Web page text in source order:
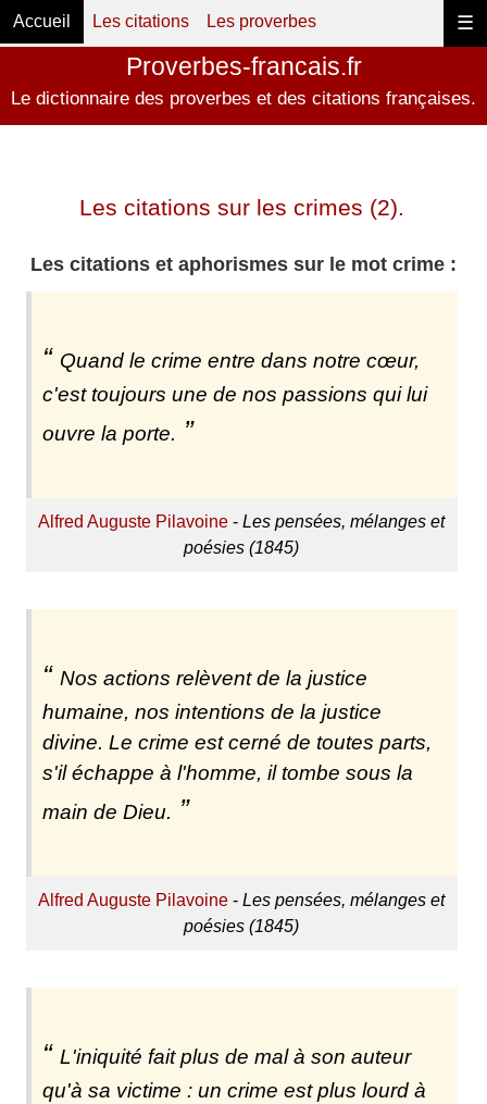
☰
Accueil Les citations Les proverbes
Proverbes-francais.fr
Le dictionnaire des proverbes et des citations françaises.
Les citations sur les crimes (2).
Les citations et aphorismes sur le mot crime :
Quand le crime entre dans notre cœur,
c'est toujours une de nos passions qui lui
ouvre la porte.
Alfred Auguste Pilavoine -Les pensées, mélanges et
poésies (1845)
Nos actions relèvent de la justice
humaine, nos intentions de la justice
divine. Le crime est cerné de toutes parts,
s'il échappe à l'homme, il tombe sous la
main de Dieu.
Alfred Auguste Pilavoine -Les pensées, mélanges et
poésies (1845)
L'iniquité fait plus de mal à son auteur
qu'à sa victime : un crime est plus lourd à